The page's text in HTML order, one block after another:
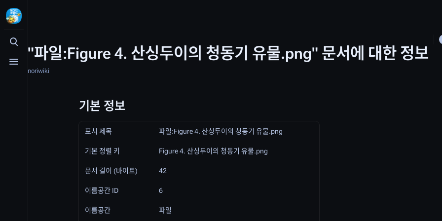
검색 여닫기
메뉴 여닫기
"파일:Figure 4. 산싱두이의 청동기 유물.png" 문서에 대한 정보
noriwiki
기본 정보
표시 제목 파일:Figure 4. 산싱두이의 청동기 유물.png
기본 정렬 키 Figure 4. 산싱두이의 청동기 유물.png
문서 길이 (바이트) 42
이름공간 ID 6
이름공간 파일